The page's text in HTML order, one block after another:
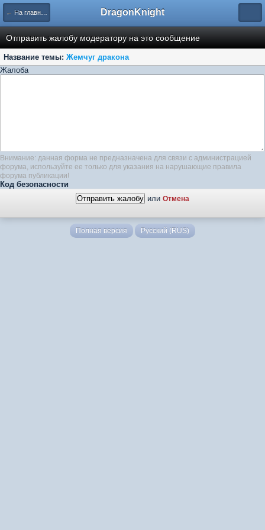
← На главную DragonKnight
Отправить жалобу модератору на это сообщение
Название темы: Жемчуг дракона
Жалоба
Внимание: данная форма не предназначена для связи с администрацией
форума, используйте ее только для указания на нарушающие правила
форума публикации!
Код безопасности
или Отмена
Полная версия Русский (RUS)